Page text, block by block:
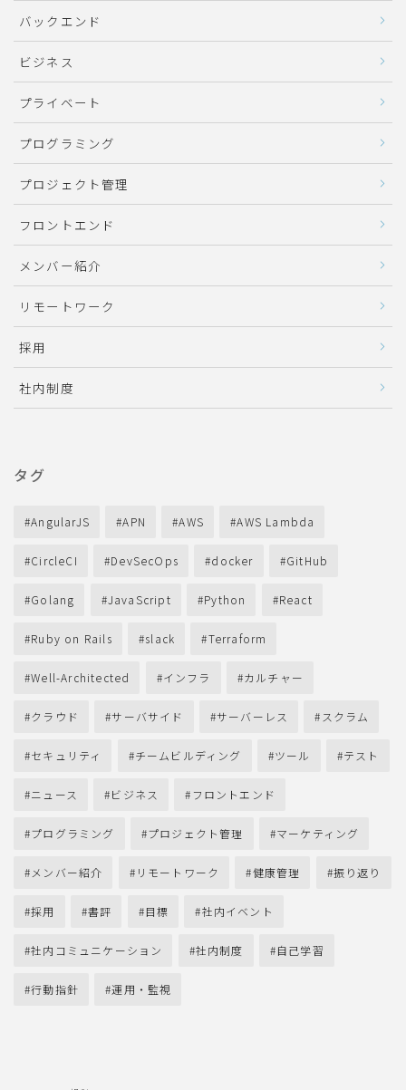
バックエンド
ビジネス
プライベート
プログラミング
プロジェクト管理
フロントエンド
メンバー紹介
リモートワーク
採用
社内制度
タグ
AngularJS APN AWS AWS Lambda
CircleCI DevSecOps docker GitHub
Golang JavaScript Python React
Ruby on Rails slack Terraform
Well-Architected インフラ カルチャー
クラウド サーバサイド サーバーレス スクラム
セキュリティ チームビルディング ツール テスト
ニュース ビジネス フロントエンド
プログラミング プロジェクト管理 マーケティング
メンバー紹介 リモートワーク 健康管理 振り返り
採用 書評 目標 社内イベント
社内コミュニケーション 社内制度 自己学習
行動指針 運用・監視